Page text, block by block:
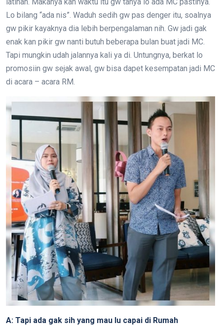
Lo bilang “ada nis”. Waduh sedih gw pas denger itu, soalnya
gw pikir kayaknya dia lebih berpengalaman nih. Gw jadi gak
enak kan pikir gw nanti butuh beberapa bulan buat jadi MC.
Tapi mungkin udah jalannya kali ya di. Untungnya, berkat lo
promosiin gw sejak awal, gw bisa dapet kesempatan jadi MC
di acara – acara RM.
A: Tapi ada gak sih yang mau lu capai di Rumah